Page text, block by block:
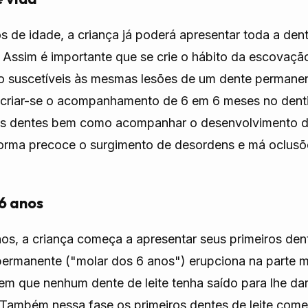
de idade, a criança já poderá apresentar toda a
é importante que se crie o hábito da
suscetíveis às mesmas lesões de um dente
se o acompanhamento de 6 em 6 meses no
dentes bem como acompanhar o desenvolvimento
precoce o surgimento de desordens e má
anos
a criança começa a apresentar seus primeiros
("molar dos 6 anos") erupciona na parte
que nenhum dente de leite tenha saído para lhe
nessa fase os primeiros dentes de leite